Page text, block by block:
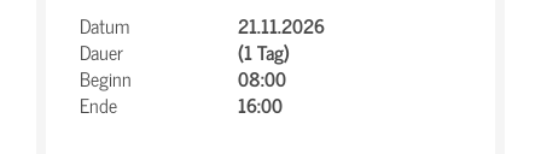
Datum
21.11.2026
Dauer
(1 Tag)
Beginn
08:00
Ende
16:00